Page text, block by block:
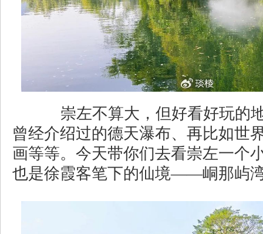
崇左不算大，但好看好玩的
曾经介绍过的德天瀑布、再比如世
画等等。今天带你们去看崇左一个
也是徐霞客笔下的仙境——峒那屿